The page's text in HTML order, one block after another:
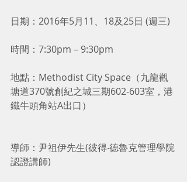
日期：2016年5月11、18及25日 (週三)
時間：7:30pm – 9:30pm
地點：Methodist City Space（九龍觀
塘道370號創紀之城三期602-603室，港
鐵牛頭角站A出口）
導師：尹祖伊先生(彼得‧德魯克管理學院
認證講師)